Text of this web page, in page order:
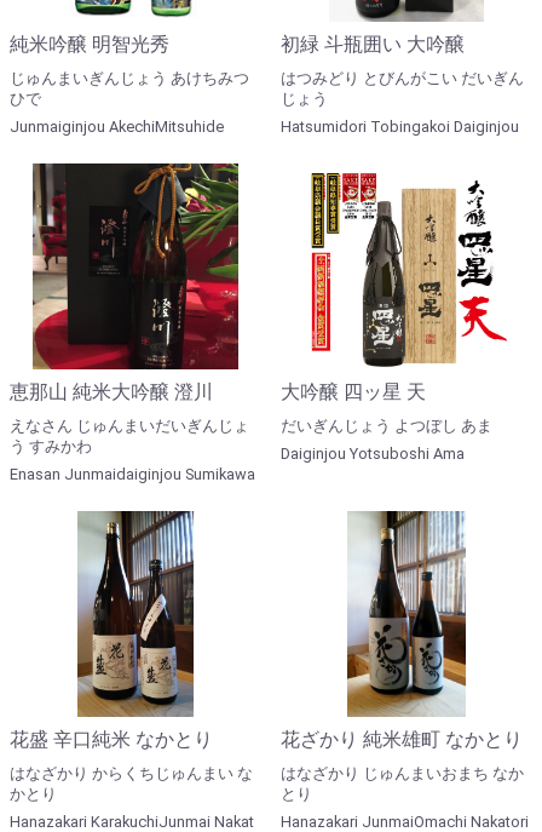
純米吟醸 明智光秀
じゅんまいぎんじょう あけちみつ
ひで
Junmaiginjou AkechiMitsuhide
初緑 斗瓶囲い 大吟醸
はつみどり とびんがこい だいぎん
じょう
Hatsumidori Tobingakoi Daiginjou
恵那山 純米大吟醸 澄川
えなさん じゅんまいだいぎんじょ
う すみかわ
Enasan Junmaidaiginjou Sumikawa
大吟醸 四ッ星 天
だいぎんじょう よつぼし あま
Daiginjou Yotsuboshi Ama
花盛 辛口純米 なかとり
はなざかり からくちじゅんまい な
かとり
Hanazakari KarakuchiJunmai Nakat
花ざかり 純米雄町 なかとり
はなざかり じゅんまいおまち なか
とり
Hanazakari JunmaiOmachi Nakatori